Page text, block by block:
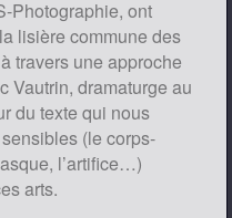
Photographie, ont
lisière commune des
travers une approche
Vautrin, dramaturge au
du texte qui nous
(le corps-
l’artifice…)
arts.